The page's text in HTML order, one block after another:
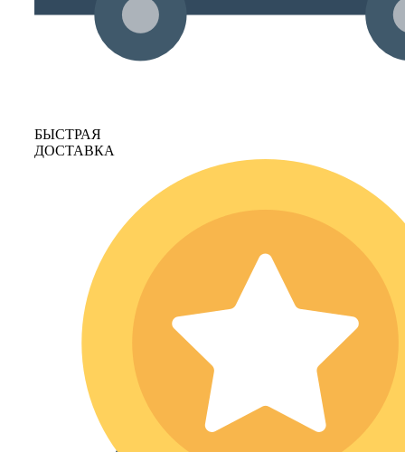
БЫСТРАЯ
ДОСТАВКА